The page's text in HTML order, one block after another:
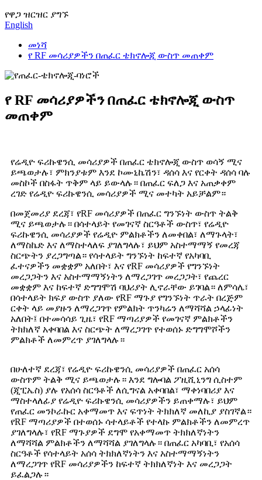
የዋጋ ዝርዝር ያግኙ
English
መነሻ
የ RF መሳሪያዎችን በጠፈር ቴክኖሎጂ ውስጥ መጠቀም
የ RF መሳሪያዎችን በጠፈር ቴክኖሎጂ ውስጥ
መጠቀም
የሬዲዮ ፍሪኩዌንሲ መሳሪያዎች በጠፈር ቴክኖሎጂ ውስጥ ወሳኝ ሚና
ይጫወታሉ፣ ምክንያቱም እንደ ኮሙኒኬሽን፣ ዳሰሳ እና የርቀት ዳሰሳ ባሉ
መስኮች በስፋት ጥቅም ላይ ይውላሉ። በጠፈር ፍለጋ እና አጠቃቀም
ረገድ የሬዲዮ ፍሪኩዌንሲ መሳሪያዎች ሚና መተካት አይቻልም።
በመጀመሪያ ደረጃ፣ የRF መሳሪያዎች በጠፈር ግንኙነት ውስጥ ትልቅ
ሚና ይጫወታሉ። በሳተላይት የመገናኛ ስርዓቶች ውስጥ፣ የሬዲዮ
ፍሪኩዌንሲ መሳሪያዎች የሬዲዮ ምልክቶችን ለመቀበል፣ ለማጉላት፣
ለማስኬድ እና ለማስተላለፍ ያገለግላሉ፣ ይህም አስተማማኝ የመረጃ
ስርጭትን ያረጋግጣል። የሳተላይት ግንኙነት ከፍተኛ የአካባቢ
ፈተናዎችን መቋቋም አለበት፣ እና የRF መሳሪያዎች የግንኙነት
መረጋጋትን እና አስተማማኝነትን ለማረጋገጥ መረጋጋት፣ የጨረር
መቋቋም እና ከፍተኛ ድግግሞሽ ባህሪያት ሊኖራቸው ይገባል። ለምሳሌ፣
በሳተላይት ክፍያ ውስጥ ያለው የRF ማጉያ የግንኙነት ጥራት በረጅም
ርቀት ላይ መያዙን ለማረጋገጥ የምልክት ጥንካሬን ለማሻሻል ኃላፊነት
አለበት፤ በተመሳሳይ ጊዜ፣ የRF ማጣሪያዎች የመገናኛ ምልክቶችን
ትክክለኛ አቀባበል እና ስርጭት ለማረጋገጥ የተወሰኑ ድግግሞሾችን
ምልክቶች ለመምረጥ ያገለግላሉ።
በሁለተኛ ደረጃ፣ የሬዲዮ ፍሪኩዌንሲ መሳሪያዎች በጠፈር አሰሳ
ውስጥም ትልቅ ሚና ይጫወታሉ። እንደ ግሎባል ፖዚሺኒንግ ሲስተም
(ጂፒኤስ) ያሉ የአሰሳ ስርዓቶች ለሲግናል አቀባበል፣ ማቀነባበሪያ እና
ማስተላለፊያ የሬዲዮ ፍሪኩዌንሲ መሳሪያዎችን ይጠቀማሉ፣ ይህም
የጠፈር መንኮራኩር አቀማመጥ እና ፍጥነት ትክክለኛ መለኪያ ያስገኛል።
የRF ማጣሪያዎች በተወሰኑ ሳተላይቶች የተላኩ ምልክቶችን ለመምረጥ
ያገለግላሉ፣ የRF ማጉያዎች ደግሞ የአቀማመጥ ትክክለኛነትን
ለማሻሻል ምልክቶችን ለማሻሻል ያገለግላሉ። በጠፈር አካባቢ፣ የአሰሳ
ስርዓቶች የሳተላይት አሰሳ ትክክለኛነትን እና አስተማማኝነትን
ለማረጋገጥ የRF መሳሪያዎችን ከፍተኛ ትክክለኛነት እና መረጋጋት
ይፈልጋሉ።